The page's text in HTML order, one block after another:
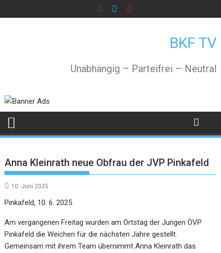
to
BKF TV
Unabhängig – Parteifrei – Neutral
Anna Kleinrath neue Obfrau der JVP Pinkafeld
10. Juni 2025
Pinkafeld, 10. 6. 2025
Am vergangenen Freitag wurden am Ortstag der Jungen ÖVP
Pinkafeld die Weichen für die nächsten Jahre gestellt.
Gemeinsam mit ihrem Team übernimmt Anna Kleinrath das